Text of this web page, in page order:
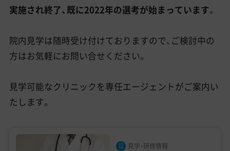
実施され終了、既に2022年の選考が始まっています。
院内見学は随時受け付けておりますので、ご検討中の
方はお気軽にお問い合せください。
見学可能なクリニックを専任エージェントがご案内い
たします。
見学・研修情報